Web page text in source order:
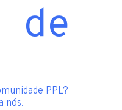
de
PPL?
nós.